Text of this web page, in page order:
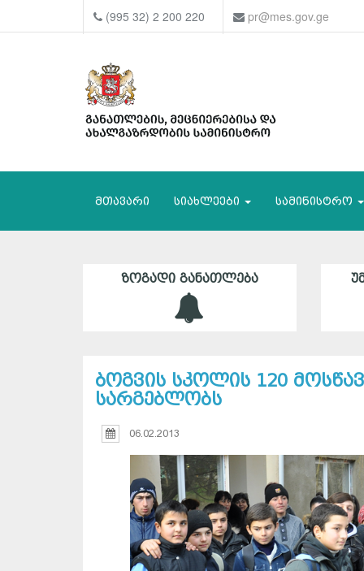
(995 32) 2 200 220 pr@mes.gov.ge
მთავარი სიახლეები სამინისტრო
ᲖᲝᲒᲐᲓᲘ ᲒᲐᲜᲐᲗᲚᲔᲑᲐ
ბოგვის სკოლის 120
სარგებლობს
06.02.2013